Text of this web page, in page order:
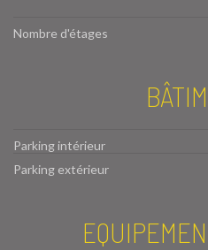
Nombre d'étages
Parking intérieur
Parking extérieur